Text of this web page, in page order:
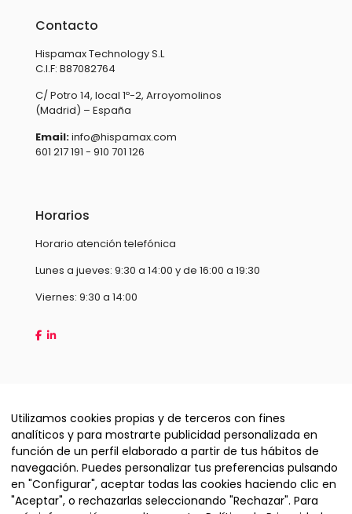
Contacto
Hispamax Technology S.L
C.I.F: B87082764
C/ Potro 14, local 1º-2, Arroyomolinos
(Madrid) – España
Email:info@hispamax.com
601 217 191 - 910 701 126
Horarios
Horario atención telefónica
Lunes a jueves: 9:30 a 14:00 y de 16:00 a 19:30
Viernes: 9:30 a 14:00
Utilizamos cookies propias y de terceros con fines
analíticos y para mostrarte publicidad personalizada en
función de un perfil elaborado a partir de tus hábitos de
navegación. Puedes personalizar tus preferencias pulsando
en "Configurar", aceptar todas las cookies haciendo clic en
"Aceptar", o rechazarlas seleccionando "Rechazar". Para